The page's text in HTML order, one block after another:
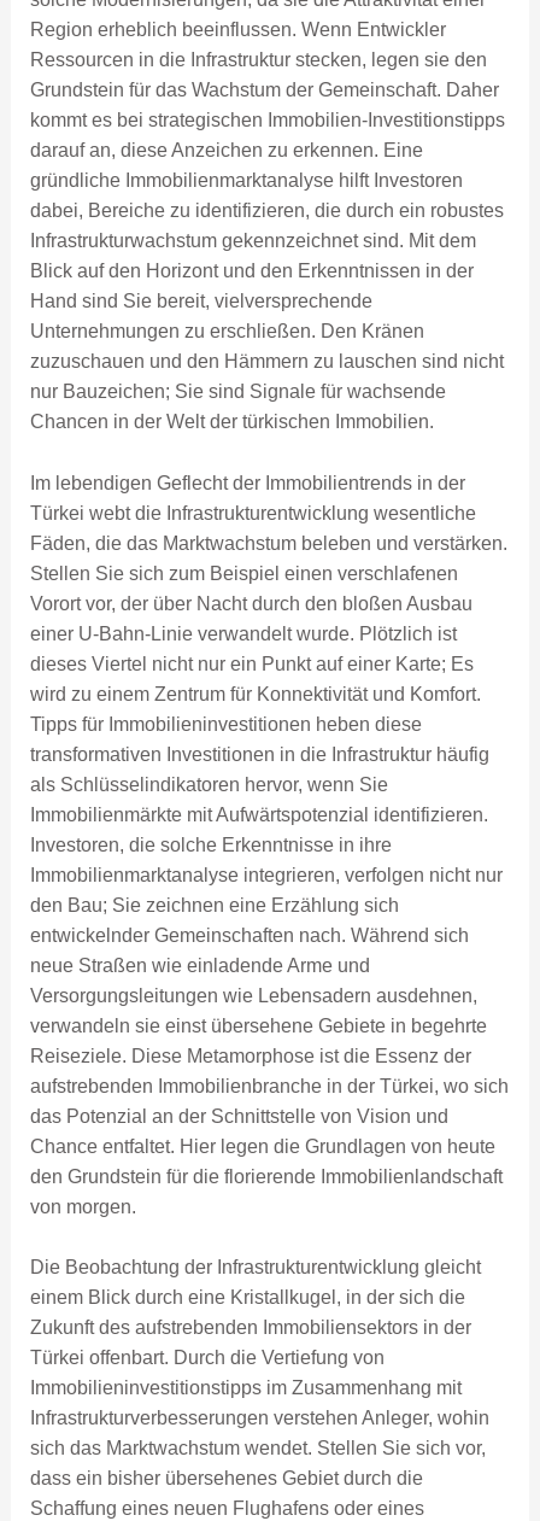
Region erheblich beeinflussen. Wenn Entwickler
Ressourcen in die Infrastruktur stecken, legen sie den
Grundstein für das Wachstum der Gemeinschaft. Daher
kommt es bei strategischen Immobilien-Investitionstipps
darauf an, diese Anzeichen zu erkennen. Eine
gründliche Immobilienmarktanalyse hilft Investoren
dabei, Bereiche zu identifizieren, die durch ein robustes
Infrastrukturwachstum gekennzeichnet sind. Mit dem
Blick auf den Horizont und den Erkenntnissen in der
Hand sind Sie bereit, vielversprechende
Unternehmungen zu erschließen. Den Kränen
zuzuschauen und den Hämmern zu lauschen sind nicht
nur Bauzeichen; Sie sind Signale für wachsende
Chancen in der Welt der türkischen Immobilien.
Im lebendigen Geflecht der Immobilientrends in der
Türkei webt die Infrastrukturentwicklung wesentliche
Fäden, die das Marktwachstum beleben und verstärken.
Stellen Sie sich zum Beispiel einen verschlafenen
Vorort vor, der über Nacht durch den bloßen Ausbau
einer U-Bahn-Linie verwandelt wurde. Plötzlich ist
dieses Viertel nicht nur ein Punkt auf einer Karte; Es
wird zu einem Zentrum für Konnektivität und Komfort.
Tipps für Immobilieninvestitionen heben diese
transformativen Investitionen in die Infrastruktur häufig
als Schlüsselindikatoren hervor, wenn Sie
Immobilienmärkte mit Aufwärtspotenzial identifizieren.
Investoren, die solche Erkenntnisse in ihre
Immobilienmarktanalyse integrieren, verfolgen nicht nur
den Bau; Sie zeichnen eine Erzählung sich
entwickelnder Gemeinschaften nach. Während sich
neue Straßen wie einladende Arme und
Versorgungsleitungen wie Lebensadern ausdehnen,
verwandeln sie einst übersehene Gebiete in begehrte
Reiseziele. Diese Metamorphose ist die Essenz der
aufstrebenden Immobilienbranche in der Türkei, wo sich
das Potenzial an der Schnittstelle von Vision und
Chance entfaltet. Hier legen die Grundlagen von heute
den Grundstein für die florierende Immobilienlandschaft
von morgen.
Die Beobachtung der Infrastrukturentwicklung gleicht
einem Blick durch eine Kristallkugel, in der sich die
Zukunft des aufstrebenden Immobiliensektors in der
Türkei offenbart. Durch die Vertiefung von
Immobilieninvestitionstipps im Zusammenhang mit
Infrastrukturverbesserungen verstehen Anleger, wohin
sich das Marktwachstum wendet. Stellen Sie sich vor,
dass ein bisher übersehenes Gebiet durch die
Schaffung eines neuen Flughafens oder eines